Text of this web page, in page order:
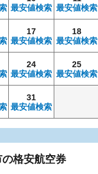
最安値検索 最安値検索
17
最安値検索
18
最安値検索
24
最安値検索
25
最安値検索
31
最安値検索
格安航空券